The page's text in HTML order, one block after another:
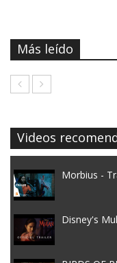
Más leído
Videos
Morbius -
Disney's